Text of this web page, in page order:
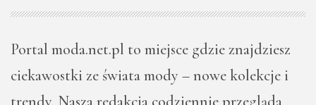
Portal moda.net.pl to miejsce gdzie znajdziesz
ciekawostki ze świata mody – nowe kolekcje i
trendy. Nasza redakcja codziennie przegląda